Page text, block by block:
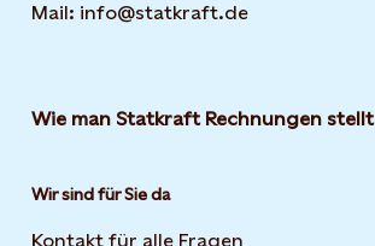
Mail: info@statkraft.de
Wie man Statkraft Rechnungen stellt
Wir sind für Sie da
Kontakt für alle Fragen